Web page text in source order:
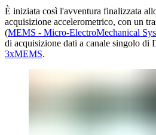
È iniziata così l'avventura finalizzata
acquisizione accelerometrico, con un
(MEMS - Micro-ElectroMechanical
di acquisizione dati a canale singolo di
3xMEMS.